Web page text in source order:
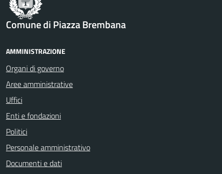
Comune di Piazza Brembana
AMMINISTRAZIONE
Organi di governo
Aree amministrative
Uffici
Enti e fondazioni
Politici
Personale amministrativo
Documenti e dati